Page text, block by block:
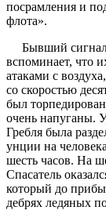
посрамления и
флота».
Бывший
вспоминает, что
атаками с
со скоростью
был
очень напуганы.
Гребля была
унции на
шесть часов. На
Спасатель
который до
дебрях ледяных